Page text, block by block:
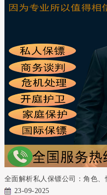
全面解析私人保镖公司：角色、
23-09-2025